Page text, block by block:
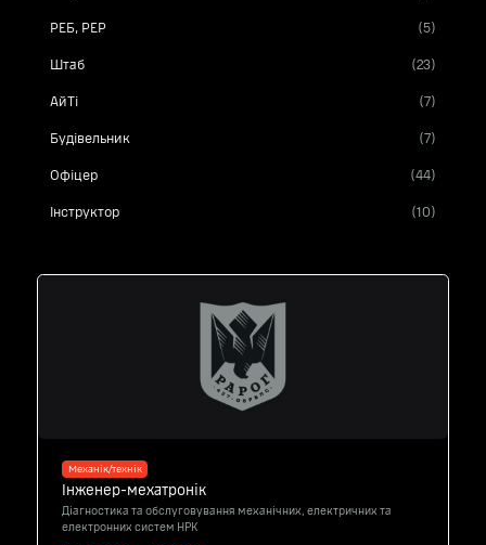
РЕБ, РЕР (5)
Штаб (23)
АйТі (7)
Будівельник (7)
Офіцер (44)
Інструктор (10)
Механік/технік
Інженер-мехатронік
Діагностика та обслуговування механічних, електричних та
електронних систем НРК